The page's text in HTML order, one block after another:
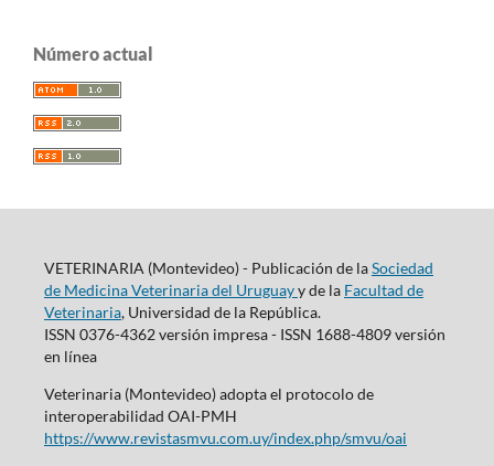
Número actual
VETERINARIA (Montevideo) - Publicación de laSociedad
de Medicina Veterinaria del Uruguayy de la Facultad de
Veterinaria, Universidad de la República.
ISSN 0376-4362 versión impresa - ISSN 1688-4809 versión
en línea
Veterinaria (Montevideo) adopta el protocolo de
interoperabilidad OAI-PMH
https://www.revistasmvu.com.uy/index.php/smvu/oai